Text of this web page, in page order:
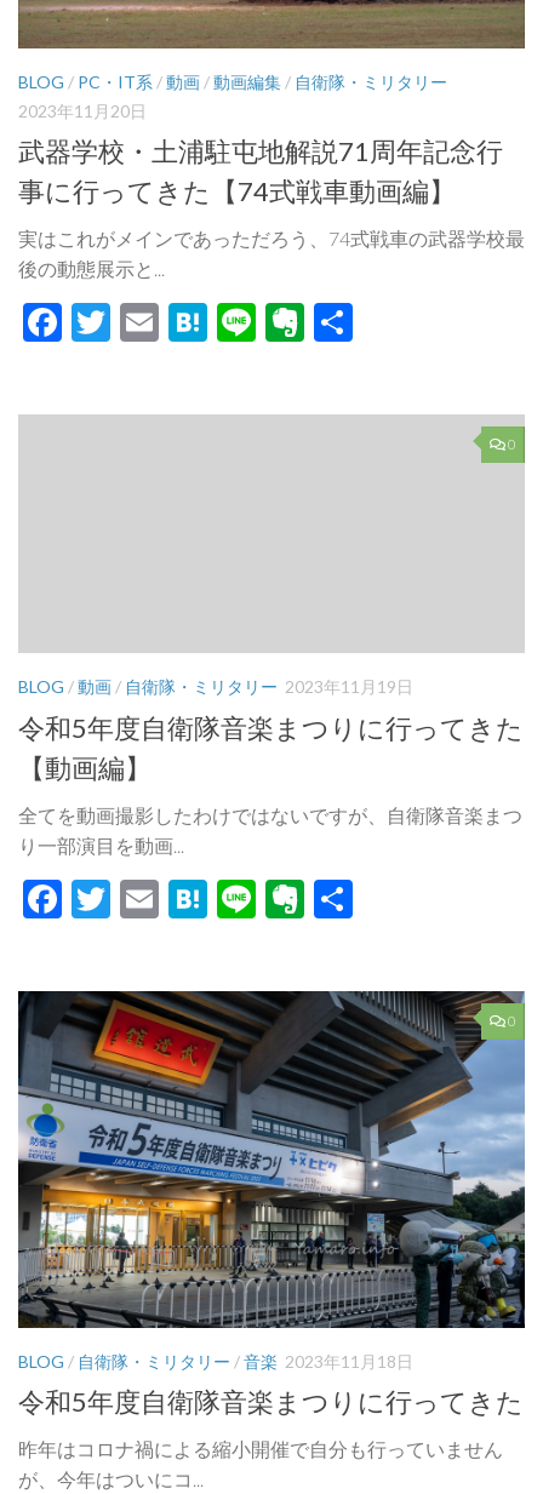
BLOG / PC・IT系 /動画 /動画編集 / 自衛隊・ミリタリー
2023年11月20日
武器学校・土浦駐屯地解説71周年記念行
事に行ってきた【74式戦車動画編】
実はこれがメインであっただろう、74式戦車の武器学校最
後の動態展示と...
Facebook
Twitter
EmailHatena
LineEvernote
0
BLOG /動画/ 自衛隊・ミリタリー 2023年11月19日
令和5年度自衛隊音楽まつりに行ってきた
【動画編】
全てを動画撮影したわけではないですが、自衛隊音楽まつ
り一部演目を動画...
Facebook
Twitter
EmailHatena
LineEvernote
0
BLOG / 自衛隊・ミリタリー /音楽 2023年11月18日
令和5年度自衛隊音楽まつりに行ってきた
昨年はコロナ禍による縮小開催で自分も行っていません
が、今年はついにコ...